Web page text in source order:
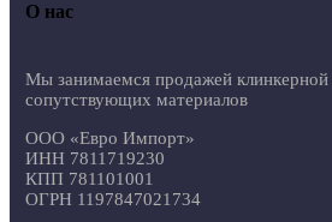
О нас
Мы занимаемся продажей клинкерной
сопутствующих материалов
ООО «Евро Импорт»
ИНН 7811719230
КПП 781101001
ОГРН 1197847021734